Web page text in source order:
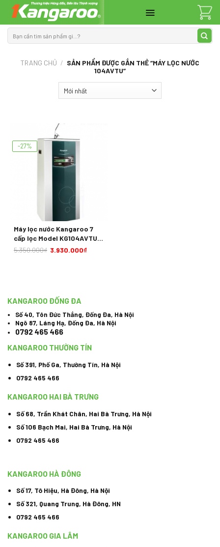
content
kiếm:
TRANG CHỦ / SẢN PHẨM ĐƯỢC GẮN THẺ “MÁY LỌC NƯỚC
104AVTU”
-27%
Máy lọc nước Kangaroo 7
cấp lọc Model KG104AVTU
có tủ
5.350.000₫ 3.930.000₫
KANGAROO ĐỐNG ĐA
Số 40, Tôn Đức Thắng, Đống Đa, Hà Nội
Ngõ 87, Láng Hạ, Đống Đa, Hà Nội
0792 465 466
KANGAROO THƯỜNG TÍN
Số 391, Phố Ga, Thường Tín, Hà Nội
0792 465 466
KANGAROO HAI BÀ TRƯNG
Số 68, Trần Khát Chân, Hai Bà Trưng, Hà Nội
Số 106 Bạch Mai, Hai Bà Trưng, Hà Nội
0792 465 466
KANGAROO HÀ ĐÔNG
Số 17, Tô Hiệu, Hà Đông, Hà Nội
Số 321, Quang Trung, Hà Đông, HN
0792 465 466
KANGAROO GIA LÂM